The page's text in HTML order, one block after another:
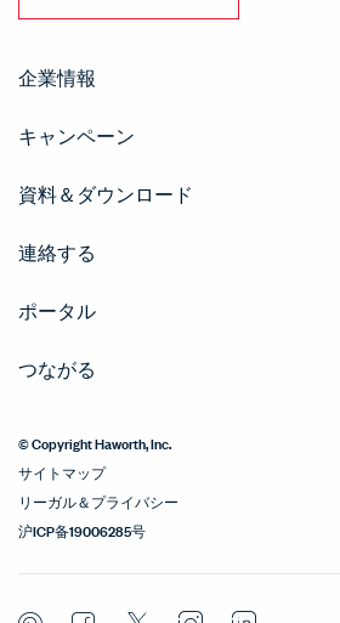
企業情報
キャンペーン
資料＆ダウンロード
連絡する
ポータル
つながる
© Copyright Haworth, Inc.
サイトマップ
リーガル＆プライバシー
沪ICP备19006285号